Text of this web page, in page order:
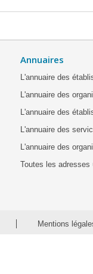
Annuaires
L'annuaire des
L'annuaire des
L'annuaire des
L'annuaire des
L'annuaire des
Toutes les adresses
Mentions